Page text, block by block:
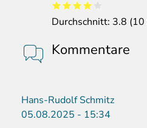
Durchschnitt: 3.8 (10
Kommentare
Hans-Rudolf Schmitz
05.08.2025 - 15:34